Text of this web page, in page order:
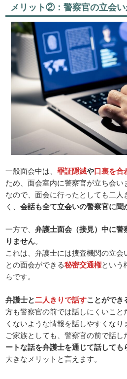
メリット②：警察官の立会
一般面会中は、罪証隠滅や口裏を合
ため、面会室内に警察官が立ち会い
なので、面会に行ったとしても二
く、会話も全て立会いの警察官に聞
一方で、弁護士面会（接見）中に
りません。
これは、弁護士には捜査機関の立会
との面会ができる秘密交通権という
らです。
弁護士と二人きりで話すことができ
方も警察官の前では話しにくいこと
くないような情報を話しやすくなり
ご家族としても、警察官の前で話し
ートな話を弁護士を通じて話しても
大きなメリットと言えます。